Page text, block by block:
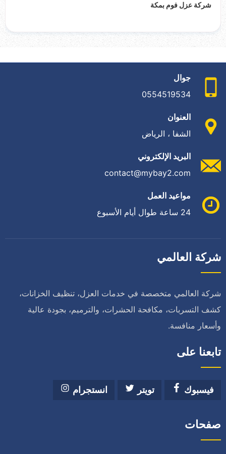
شركة عزل فوم بمكة
جوال
0554519534
العنوان
الشفا ، الرياض
البريد الإلكتروني
contact@mybay2.com
مواعيد العمل
24 ساعة طوال أيام الأسبوع
شركة العالمي
شركة العالمي متخصصة في خدمات العزل، تنظيف الخزانات،
كشف التسربات، مكافحة الحشرات، والترميم، بجودة عالية
وأسعار منافسة.
تابعنا على
فيسبوك تويتر انستجرام
صفحات